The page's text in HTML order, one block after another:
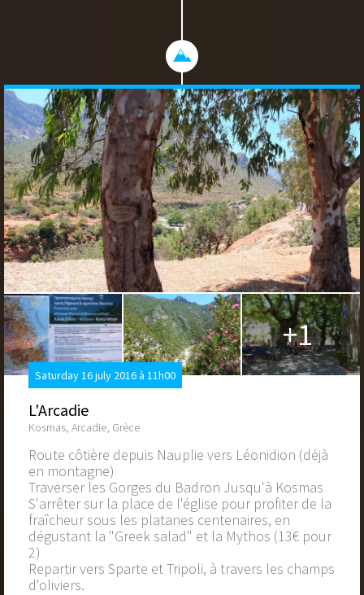
+1
Saturday 16 july 2016 à 11h00
L'Arcadie
Kosmas, Arcadie, Grèce
Route côtière depuis Nauplie vers Léonidion (déjà
en montagne)
Traverser les Gorges du Badron Jusqu'à Kosmas
S'arrêter sur la place de l'église pour profiter de la
fraîcheur sous les platanes centenaires, en
dégustant la "Greek salad" et la Mythos (13€ pour
2)
Repartir vers Sparte et Tripoli, à travers les champs
d'oliviers.